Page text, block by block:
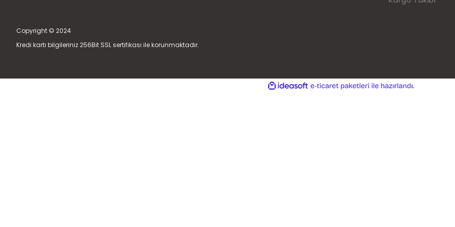
Copyright © 2024
Kredi kartı bilgileriniz 256Bit SSL sertifikası ile korunmaktadır.
ideasoft
e-